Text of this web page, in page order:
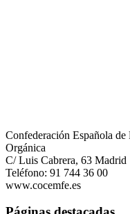
Confederación Española
Orgánica
C/ Luis Cabrera, 63 Madrid
Teléfono: 91 744 36 00
www.cocemfe.es